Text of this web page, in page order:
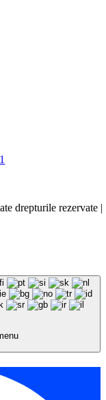
drepturile rezervate |